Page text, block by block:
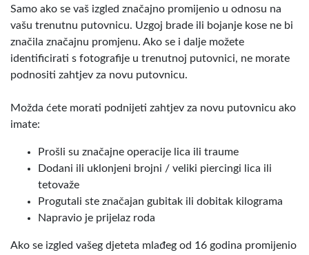
Samo ako se vaš izgled značajno promijenio u odnosu na
vašu trenutnu putovnicu. Uzgoj brade ili bojanje kose ne bi
značila značajnu promjenu. Ako se i dalje možete
identificirati s fotografije u trenutnoj putovnici, ne morate
podnositi zahtjev za novu putovnicu.
Možda ćete morati podnijeti zahtjev za novu putovnicu ako
imate:
Prošli su značajne operacije lica ili traume
Dodani ili uklonjeni brojni / veliki piercingi lica ili
tetovaže
Progutali ste značajan gubitak ili dobitak kilograma
Napravio je prijelaz roda
Ako se izgled vašeg djeteta mlađeg od 16 godina promijenio